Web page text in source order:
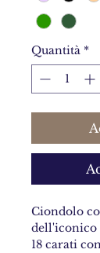
Quantità *
Ciondolo
dell'iconico
18 carati